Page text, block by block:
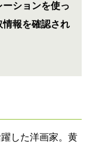
ションを使っ
報を確認され
した洋画家。黄